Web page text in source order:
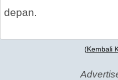
depan.
(Kembali